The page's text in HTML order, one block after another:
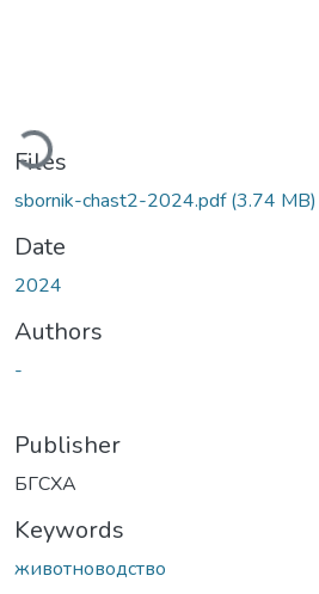
Files
sbornik-chast2-2024.pdf(3.74 MB)
Date
2024
Authors
-
Publisher
БГСХА
Keywords
животноводство